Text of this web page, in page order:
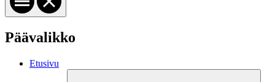
Päävalikko
Etusivu